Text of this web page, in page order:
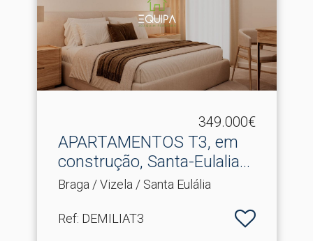
349.000€
APARTAMENTOS T3, em
construção, Santa-Eulalia.​..
Braga / Vizela / Santa Eulália
Ref: DEMILIAT3